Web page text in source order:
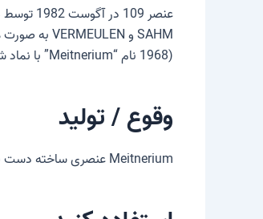
1968) نام “Meitnerium” با نماد شیمیایی “Mt” داده شد.
وقوع / تولید
Meitnerium عنصری ساخته دست بشر است و در طبیعت وجود ندارد. هیچ فرآیند در مقیاس بزرگ برای ساخت عنصر وجود ندارد.